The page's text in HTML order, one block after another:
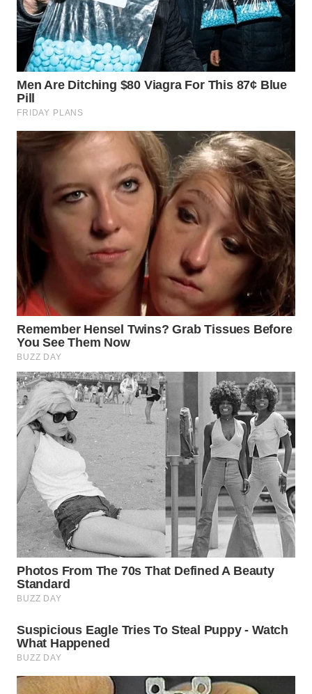
KARAWANG
WN
BEKASI
BOGOR
WN
DEPOK
WN
TAPANULI
UTARA
SAMOSIR
WN
PADANG
LAWAS
WN
SUMEDANG
WN
CIANJUR
WN
KEPULAUAN
SERIBU
WN
TANGERANG
WN
WN